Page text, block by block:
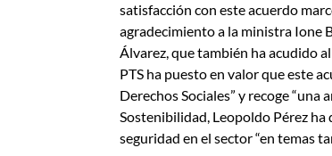
satisfacción con este acuerdo
agradecimiento a la ministra Ione
Álvarez, que también ha acudido
PTS ha puesto en valor que este
Derechos Sociales” y recoge
Sostenibilidad, Leopoldo Pérez ha
seguridad en el sector “en temas